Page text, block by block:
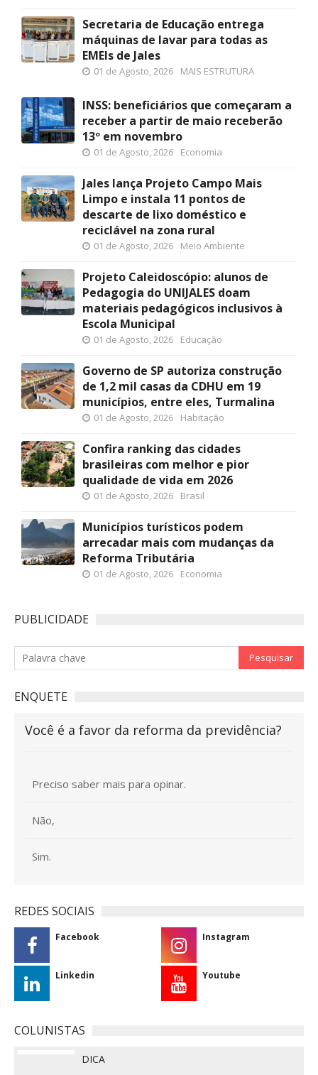
Secretaria de Educação entrega
máquinas de lavar para todas as
EMEIs de Jales
01 de Agosto, 2026 MAIS ESTRUTURA
INSS: beneficiários que começaram a
receber a partir de maio receberão
13º em novembro
01 de Agosto, 2026 Economia
Jales lança Projeto Campo Mais
Limpo e instala 11 pontos de
descarte de lixo doméstico e
reciclável na zona rural
01 de Agosto, 2026 Meio Ambiente
Projeto Caleidoscópio: alunos de
Pedagogia do UNIJALES doam
materiais pedagógicos inclusivos à
Escola Municipal
01 de Agosto, 2026 Educação
Governo de SP autoriza construção
de 1,2 mil casas da CDHU em 19
municípios, entre eles, Turmalina
01 de Agosto, 2026 Habitação
Confira ranking das cidades
brasileiras com melhor e pior
qualidade de vida em 2026
01 de Agosto, 2026 Brasil
Municípios turísticos podem
arrecadar mais com mudanças da
Reforma Tributária
01 de Agosto, 2026 Economia
PUBLICIDADE
ENQUETE
Você é a favor da reforma da previdência?
Preciso saber mais para opinar.
Não,
Sim.
REDES SOCIAIS
Facebook Instagram
Linkedin Youtube
COLUNISTAS
DICA